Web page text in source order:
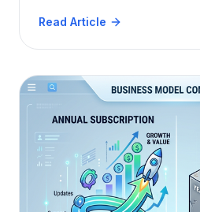
dolda kostnader. Lär dig hur
plattformsoberoende,
API‑aspekter formar ditt
Read Article